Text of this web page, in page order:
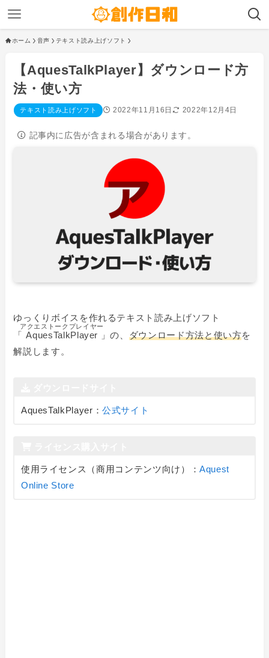
ホーム 音声 テキスト読み上げソフト
【AquesTalkPlayer】ダウンロード方
法・使い方
テキスト読み上げソフト 2022年11月16日 2022年12月4日
記事内に広告が含まれる場合があります。
ゆっくりボイスを作れるテキスト読み上げソフト
「 AquesTalkPlayer
アクエストークプレイヤー
」の、 ダウンロード方法と使い方を
解説します。
AquesTalkPlayer：公式サイト
使用ライセンス（商用コンテンツ向け）：Aquest
Online Store